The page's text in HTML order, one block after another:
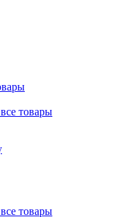
товары
товары